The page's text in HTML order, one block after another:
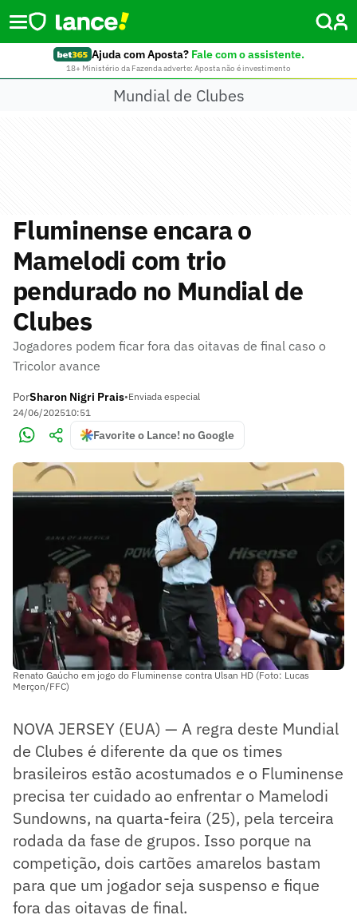
Ajuda com Aposta? Fale com o assistente.
18+ Ministério da Fazenda adverte: Aposta não é investimento
Mundial de Clubes
Fluminense encara o
Mamelodi com trio
pendurado no Mundial de
Clubes
Jogadores podem ficar fora das oitavas de final caso o
Tricolor avance
PorSharon Nigri Prais•Enviada especial
24/06/202510:51
Favorite o Lance! no Google
Renato Gaúcho em jogo do Fluminense contra Ulsan HD (Foto: Lucas
Merçon/FFC)
NOVA JERSEY (EUA) — A regra deste Mundial
de Clubes é diferente da que os times
brasileiros estão acostumados e o Fluminense
precisa ter cuidado ao enfrentar o Mamelodi
Sundowns, na quarta-feira (25), pela terceira
rodada da fase de grupos. Isso porque na
competição, dois cartões amarelos bastam
para que um jogador seja suspenso e fique
fora das oitavas de final.